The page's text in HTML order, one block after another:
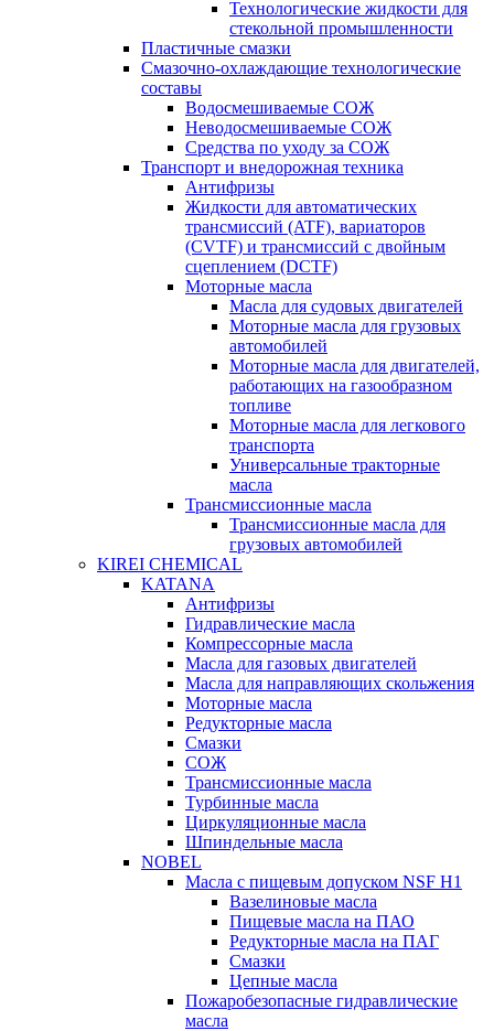
Технологические жидкости для
стекольной промышленности
Пластичные смазки
Смазочно-охлаждающие технологические
составы
Водосмешиваемые СОЖ
Неводосмешиваемые СОЖ
Средства по уходу за СОЖ
Транспорт и внедорожная техника
Антифризы
Жидкости для автоматических
трансмиссий (ATF), вариаторов
(CVTF) и трансмиссий с двойным
сцеплением (DCTF)
Моторные масла
Масла для судовых двигателей
Моторные масла для грузовых
автомобилей
Моторные масла для двигателей,
работающих на газообразном
топливе
Моторные масла для легкового
транспорта
Универсальные тракторные
масла
Трансмиссионные масла
Трансмиссионные масла для
грузовых автомобилей
KIREI CHEMICAL
KATANA
Антифризы
Гидравлические масла
Компрессорные масла
Масла для газовых двигателей
Масла для направляющих скольжения
Моторные масла
Редукторные масла
Смазки
СОЖ
Трансмиссионные масла
Турбинные масла
Циркуляционные масла
Шпиндельные масла
NOBEL
Масла с пищевым допуском NSF H1
Вазелиновые масла
Пищевые масла на ПАО
Редукторные масла на ПАГ
Смазки
Цепные масла
Пожаробезопасные гидравлические
масла